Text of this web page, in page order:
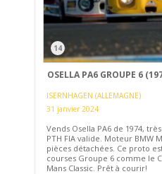
14
OSELLA PA6 GROUPE 6
ISERNHAGEN (ALLEMAGNE)
31 janvier 2024
Vends Osella PA6 de 1974,
PTH FIA valide. Moteur BMW
pièces détachées. Ce proto
courses Groupe 6 comme le
Mans Classic. Prêt à courir!